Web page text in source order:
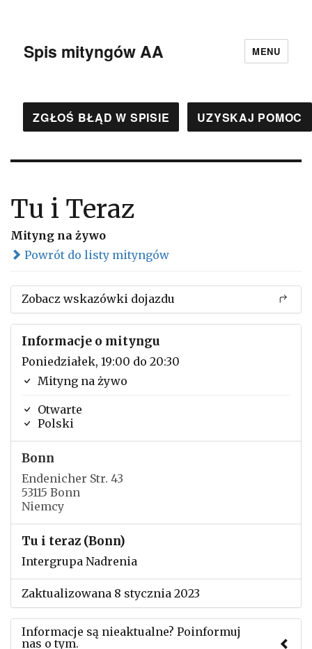
Spis mityngów AA MENU
ZGŁOŚ BŁĄD W SPISIE UZYSKAJ POMOC
Tu i Teraz
Mityng na żywo
Powrót do listy mityngów
Zobacz wskazówki dojazdu
Informacje o mityngu
Poniedziałek, 19:00 do 20:30
Mityng na żywo
Otwarte
Polski
Bonn
Endenicher Str. 43
53115 Bonn
Niemcy
Tu i teraz (Bonn)
Intergrupa Nadrenia
Zaktualizowana 8 stycznia 2023
Informacje są nieaktualne? Poinformuj
nas o tym.